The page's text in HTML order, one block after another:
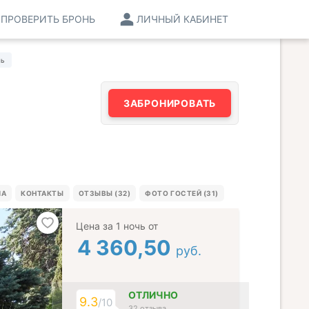
ЛИЧНЫЙ КАБИНЕТ
ПРОВЕРИТЬ БРОНЬ
ЗАБРОНИРОВАТЬ
КОНТАКТЫ ОТЗЫВЫ (32) ФОТО ГОСТЕЙ (31)
Цена за 1 ночь от
4 360,50 руб.
9.3/10
ОТЛИЧНО